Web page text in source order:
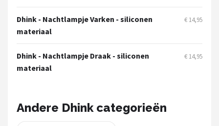
KCVV
Decopatent
Countryfield
Alle merken →
Dhink - Nachtlampje Varken - siliconen
materiaal
€ 14,95
Dhink - Nachtlampje Draak - siliconen
materiaal
€ 14,95
Andere Dhink categorieën